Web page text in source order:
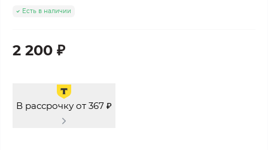
Есть в наличии
2 200 ₽
В рассрочку от 367 ₽